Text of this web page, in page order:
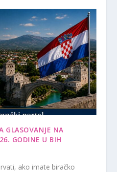
GLASOVANJE NA
GODINE U BIH
ako imate biračko